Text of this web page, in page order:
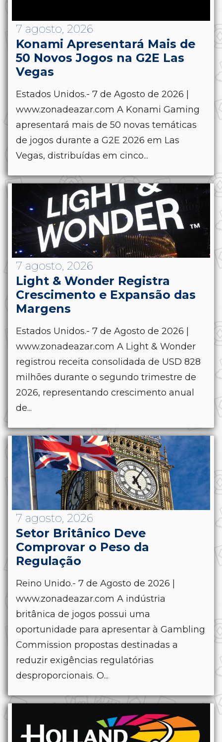
7 agosto, 2026
Konami Apresentará Mais de
50 Novos Jogos na G2E Las
Vegas
Estados Unidos.- 7 de Agosto de 2026 |
www.zonadeazar.com A Konami Gaming
apresentará mais de 50 novas temáticas
de jogos durante a G2E 2026 em Las
Vegas, distribuídas em cinco...
7 agosto, 2026
Light & Wonder Registra
Crescimento e Expansão das
Margens
Estados Unidos.- 7 de Agosto de 2026 |
www.zonadeazar.com A Light & Wonder
registrou receita consolidada de USD 828
milhões durante o segundo trimestre de
2026, representando crescimento anual
de...
7 agosto, 2026
Setor Britânico Deve
Comprovar o Peso da
Regulação
Reino Unido.- 7 de Agosto de 2026 |
www.zonadeazar.com A indústria
britânica de jogos possui uma
oportunidade para apresentar à Gambling
Commission propostas destinadas a
reduzir exigências regulatórias
desproporcionais. O...